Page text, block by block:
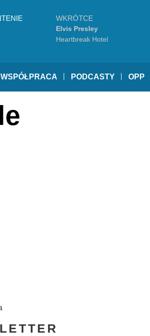
WKRÓTCE
Elvis Presley
Heartbreak Hotel
WSPÓŁPRACA PODCASTY OPP